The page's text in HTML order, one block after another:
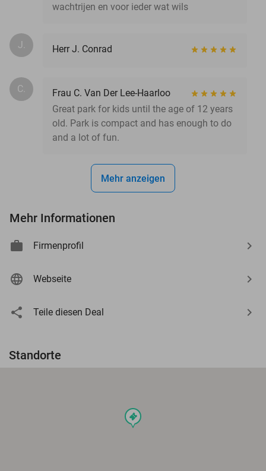
wachtrijen en voor ieder wat wils
J. Herr J. Conrad
C.
Frau C. Van Der Lee-Haarloo
Great park for kids until the age of 12 years
old. Park is compact and has enough to do
and a lot of fun.
Mehr anzeigen
Mehr Informationen
Firmenprofil
Webseite
Teile diesen Deal
Standorte
events